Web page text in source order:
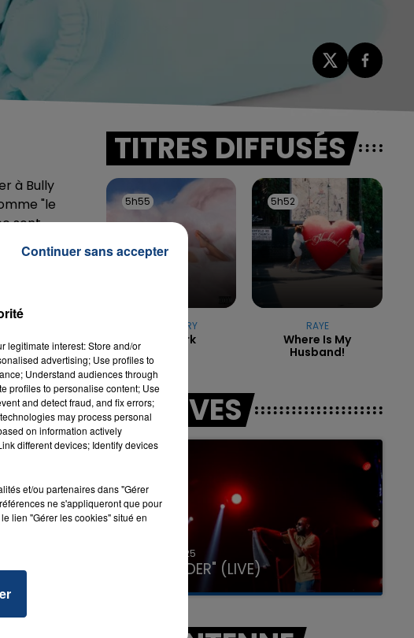
7h00 - 11h00
LA TEAM DE L'ÉTÉ
à Bully
"le
sont
TITRES DIFFUSÉS
5h55
5h55
KATY PERRY
Firework
5h52
5h52
RAYE
Where Is My
Husband!
LES LIVES
31 janvier 2025
GIMS "SPIDER" (LIVE)
legitimate interest: Store and/or
advertising; Use profiles to
Understand audiences through
profiles to personalise content; Use
and detect fraud, and fix errors;
may process personal
on information actively
different devices; Identify devices
et/ou partenaires dans "Gérer
ne s'appliqueront que pour
lien "Gérer les cookies" situé en
Continuer sans accepter